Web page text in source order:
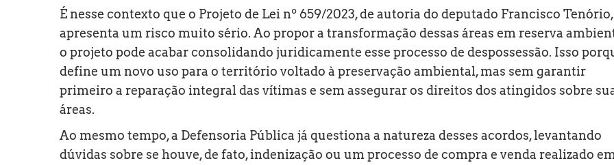
É nesse contexto que o Projeto de Lei nº 659/2023, de autoria do deputado Francisco Tenório,
apresenta um risco muito sério. Ao propor a transformação dessas áreas em reserva
o projeto pode acabar consolidando juridicamente esse processo de despossessão. Isso
define um novo uso para o território voltado à preservação ambiental, mas sem garantir
primeiro a reparação integral das vítimas e sem assegurar os direitos dos atingidos sobre
áreas.
Ao mesmo tempo, a Defensoria Pública já questiona a natureza desses acordos, levantando
dúvidas sobre se houve, de fato, indenização ou um processo de compra e venda realizado